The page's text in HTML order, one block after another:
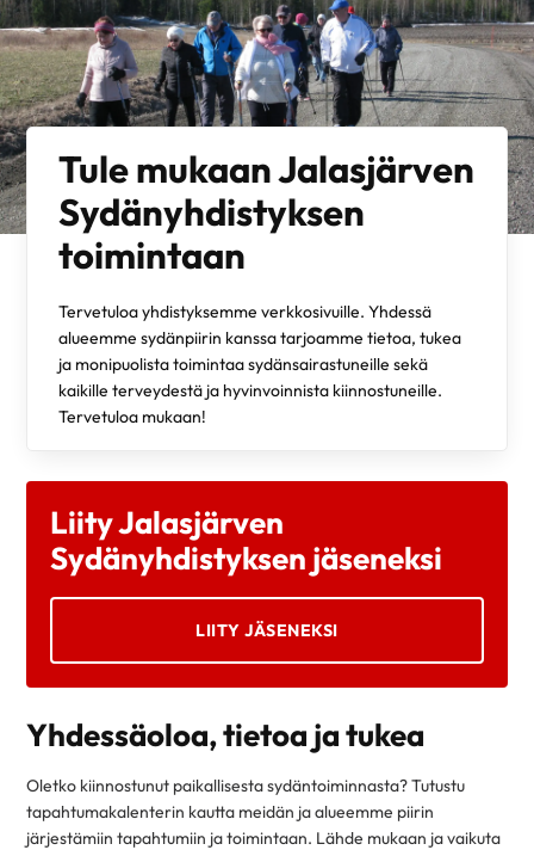
Tule mukaan Jalasjärven
Sydänyhdistyksen
toimintaan
Tervetuloa yhdistyksemme verkkosivuille. Yhdessä
alueemme sydänpiirin kanssa tarjoamme tietoa, tukea
ja monipuolista toimintaa sydänsairastuneille sekä
kaikille terveydestä ja hyvinvoinnista kiinnostuneille.
Tervetuloa mukaan!
Liity Jalasjärven
Sydänyhdistyksen jäseneksi
LIITY JÄSENEKSI
Yhdessäoloa, tietoa ja tukea
Oletko kiinnostunut paikallisesta sydäntoiminnasta? Tutustu
tapahtumakalenterin kautta meidän ja alueemme piirin
järjestämiin tapahtumiin ja toimintaan. Lähde mukaan ja vaikuta